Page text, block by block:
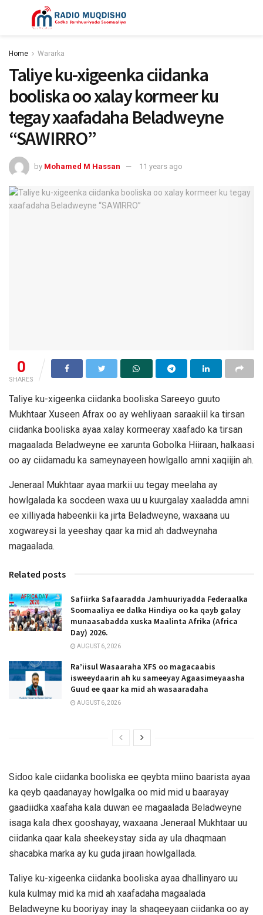
Home Wararka
Taliye ku-xigeenka ciidanka
booliska oo xalay kormeer ku
tegay xaafadaha Beladweyne
“SAWIRRO”
by Mohamed M Hassan 11 years ago
0
SHARES
Taliye ku-xigeenka ciidanka booliska Sareeyo guuto
Mukhtaar Xuseen Afrax oo ay wehliyaan saraakiil ka tirsan
ciidanka booliska ayaa xalay kormeeray xaafado ka tirsan
magaalada Beladweyne ee xarunta Gobolka Hiiraan, halkaasi
oo ay ciidamadu ka sameynayeen howlgallo amni xaqiijin ah.
Jeneraal Mukhtaar ayaa markii uu tegay meelaha ay
howlgalada ka socdeen waxa uu u kuurgalay xaaladda amni
ee xilliyada habeenkii ka jirta Beladweyne, waxaana uu
xogwareysi la yeeshay qaar ka mid ah dadweynaha
magaalada.
Related posts
Safiirka Safaaradda Jamhuuriyadda Federaalka
Soomaaliya ee dalka Hindiya oo ka qayb galay
munaasabadda xuska Maalinta Afrika (Africa
Day) 2026.
AUGUST 6, 2026
Ra’iisul Wasaaraha XFS oo magacaabis
isweeydaarin ah ku sameeyay Agaasimeyaasha
Guud ee qaar ka mid ah wasaaradaha
AUGUST 6, 2026
Sidoo kale ciidanka booliska ee qeybta miino baarista ayaa
ka qeyb qaadanayay howlgalka oo mid mid u baarayay
gaadiidka xaafaha kala duwan ee magaalada Beladweyne
isaga kala dhex gooshayay, waxaana Jeneraal Mukhtaar uu
ciidanka qaar kala sheekeystay sida ay ula dhaqmaan
shacabka marka ay ku guda jiraan howlgallada.
Taliye ku-xigeenka ciidanka booliska ayaa dhallinyaro uu
kula kulmay mid ka mid ah xaafadaha magaalada
Beladweyne ku booriyay inay la shaqeeyaan ciidanka oo ay